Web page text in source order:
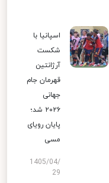
اسپانیا با
شکست
آرژانتین
قهرمان جام
جهانی
۲۰۲۶ شد؛
پایان رویای
مسی
1405/04/
29